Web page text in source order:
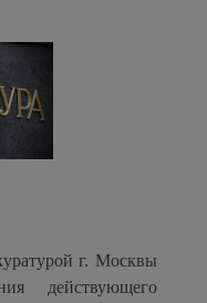
г. Москвы
действующего